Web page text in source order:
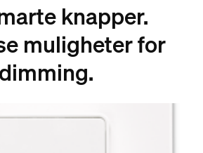
knapper.
muligheter for
dimming.